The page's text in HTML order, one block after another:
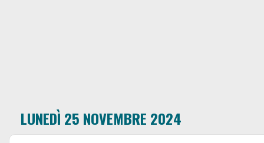
LUNEDÌ 25 NOVEMBRE 2024